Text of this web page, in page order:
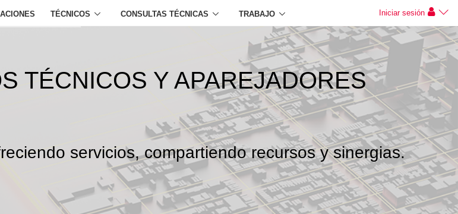
TÉCNICOS CONSULTAS TÉCNICAS TRABAJO Iniciar sesión
TÉCNICOS Y APAREJADORES
servicios, compartiendo recursos y sinergias.